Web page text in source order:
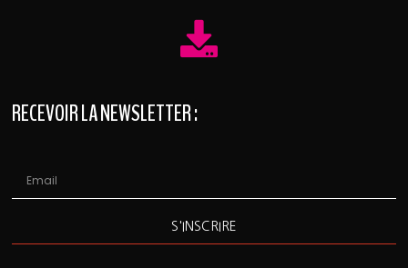
RECEVOIR LA NEWSLETTER :
S'INSCRIRE